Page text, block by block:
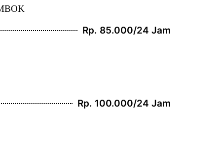
Rp. 85.000/24 Jam
Rp. 100.000/24 Jam